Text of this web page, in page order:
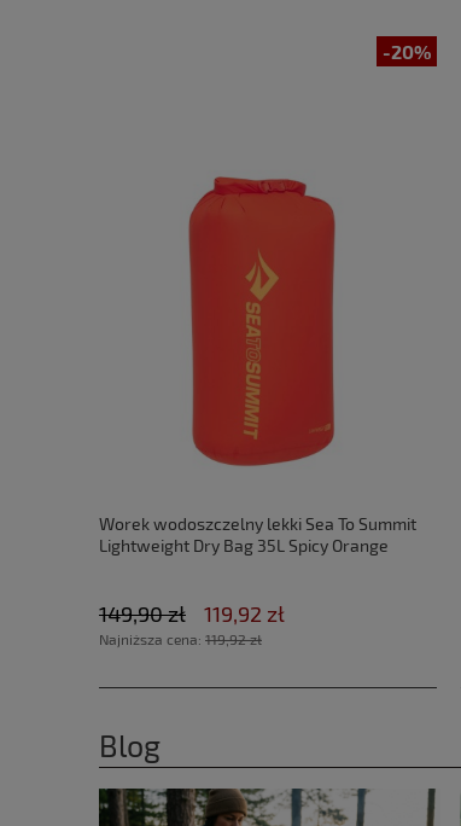
-20%
Worek wodoszczelny lekki Sea To Summit
Lightweight Dry Bag 35L Spicy Orange
119,92 zł
149,90 zł
Najniższa cena: 119,92 zł
Blog